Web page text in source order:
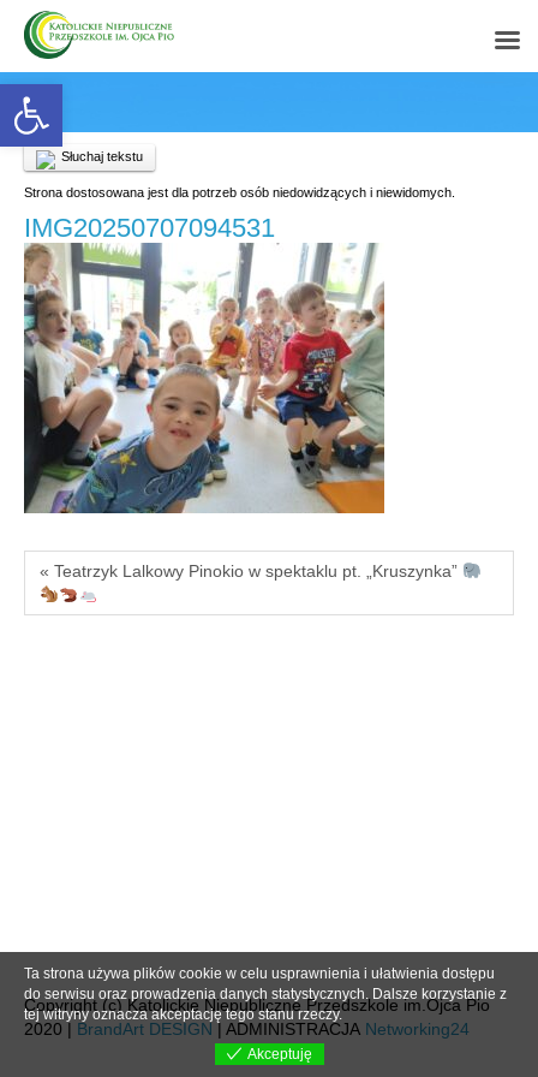
Open toolbar
Słuchaj tekstu
Strona dostosowana jest dla potrzeb osób niedowidzących i niewidomych.
IMG20250707094531
« Teatrzyk Lalkowy Pinokio w spektaklu pt. „Kruszynka”
Copyright (c) Katolickie Niepubliczne Przedszkole im.Ojca Pio
2020 | BrandArt DESIGN | ADMINISTRACJA Networking24
Ta strona używa plików cookie w celu usprawnienia i ułatwienia dostępu
do serwisu oraz prowadzenia danych statystycznych. Dalsze korzystanie z
tej witryny oznacza akceptację tego stanu rzeczy.
Akceptuję